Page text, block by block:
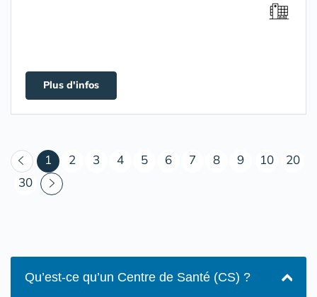
Plus d'infos
1 (courant)
2 3 4 5 6 7 8 9 10
20
30
Qu’est-ce qu’un Centre de Santé (CS) ?